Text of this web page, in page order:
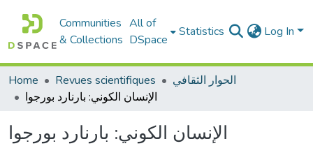
Communities
& Collections
All of
DSpace
Statistics Log In
Home Revues scientifiques
الحوار الثقافي
الإنسان الكوني: بارنارد بورجوا
الإنسان الكوني: بارنارد بورجوا